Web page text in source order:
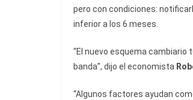
pero con condiciones:
inferior a los 6 meses.
“El nuevo esquema cambiario
banda”, dijo el economista
“Algunos factores ayudan